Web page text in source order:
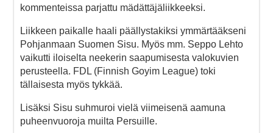
kommenteissa parjattu mädättäjäliikkeeksi.
Liikkeen paikalle haali päällystakiksi ymmärtääkseni
Pohjanmaan Suomen Sisu. Myös mm. Seppo Lehto
vaikutti iloiselta neekerin saapumisesta valokuvien
perusteella. FDL (Finnish Goyim League) toki
tällaisesta myös tykkää.
Lisäksi Sisu suhmuroi vielä viimeisenä aamuna
puheenvuoroja muilta Persuille.